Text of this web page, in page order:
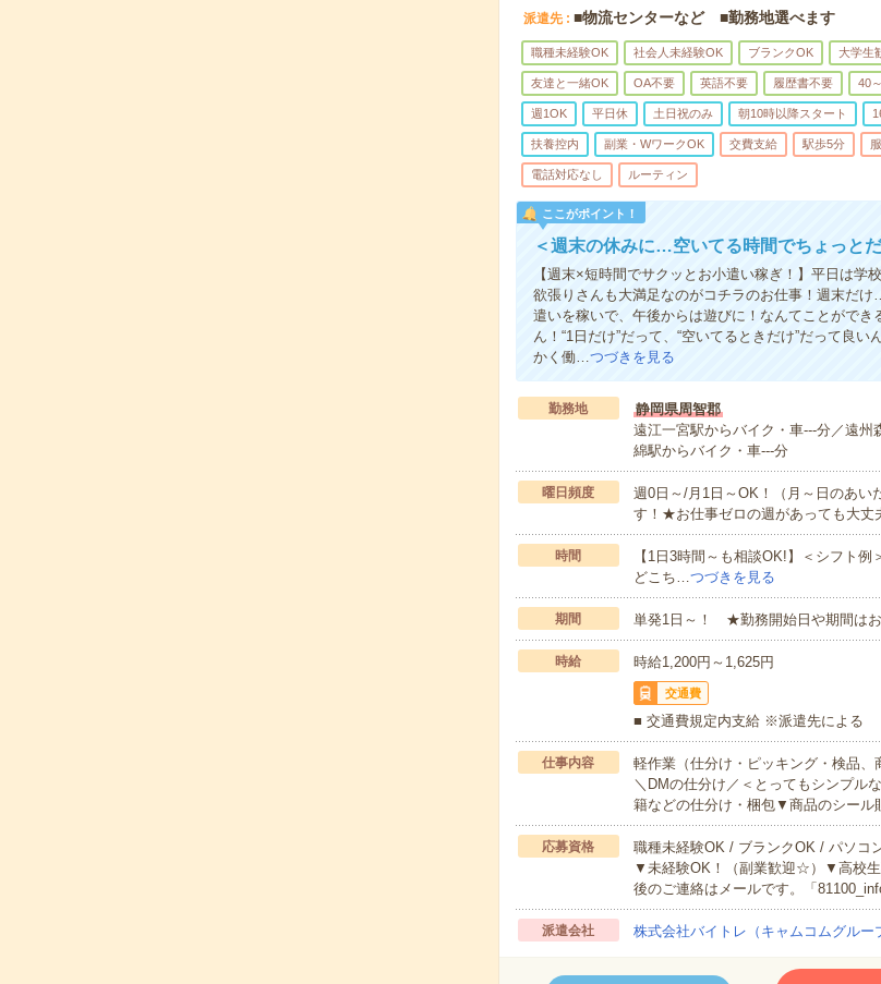
派遣先 ■物流センターなど ■勤務地選べます
職種未経験OK 社会人未経験OK ブランクOK 大学生
友達と一緒OK OA不要 英語不要 履歴書不要 40
週1OK 平日休 土日祝のみ 朝10時以降スタート
扶養控内 副業・WワークOK 交費支給 駅歩5分
電話対応なし ルーティン
ここがポイント！
＜週末の休みに…空いてる時間でちょっと
【週末×短時間でサクッとお小遣い稼ぎ！】平日は
欲張りさんも大満足なのがコチラのお仕事！週末だ
遣いを稼いで、午後からは遊びに！なんてことがで
ん！“1日だけ”だって、“空いてるときだけ”だって良
かく働…つづきを見る
勤務地
静岡県周智郡
遠江一宮駅からバイク・車---分／遠州
綿駅からバイク・車---分
曜日頻度
週0日～/月1日～OK！（月～日のあ
す！★お仕事ゼロの週があっても大
時間
【1日3時間～も相談OK!】＜シフト
どこち…つづきを見る
期間 単発1日～！ ★勤務開始日や期間は
時給 時給1,200円～1,625円
交通費
■ 交通費規定内支給 ※派遣先による
仕事内容
軽作業（仕分け・ピッキング・検品、
＼DMの仕分け／＜とってもシンプ
籍などの仕分け・梱包▼商品のシー
応募資格
職種未経験OK / ブランクOK / パソコ
▼未経験OK！（副業歓迎☆）▼高校
後のご連絡はメールです。「
派遣会社 株式会社バイトレ（キャムコムグルー